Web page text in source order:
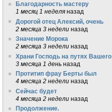
Благодарность мастеру
1 месяц 1 неделя назад
Дорогой отец Алексий, очень
2 месяца 3 недели назад
Значение Морока
2 месяца 3 недели назад
Храни Господь на путях Вашего
3 месяца 1 день назад
Протитип фрау Берты был
4 месяца 2 недели назад
Сейчас будет
4 месяца 2 недели назад
Продолжение.